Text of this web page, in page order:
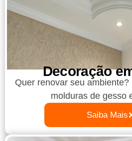
Decoração
Quer renovar seu
molduras de gesso
Saiba Mais